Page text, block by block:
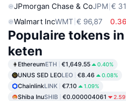
JPmorgan Chase & CoJPM €
Walmart IncWMT € 96,87
Populaire tokens
keten
EthereumETH €1,649.55 0.40%
UNUS SED LEOLEO €8.46 0.08%
ChainlinkLINK €7.10 1.09%
Shiba InuSHIB €0.000004061